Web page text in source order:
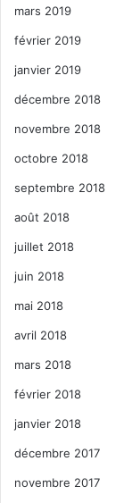
mars 2019
février 2019
janvier 2019
décembre 2018
novembre 2018
octobre 2018
septembre 2018
août 2018
juillet 2018
juin 2018
mai 2018
avril 2018
mars 2018
février 2018
janvier 2018
décembre 2017
novembre 2017